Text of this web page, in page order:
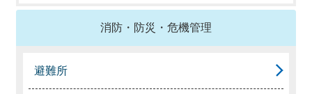
消防・防災・危機管理
避難所